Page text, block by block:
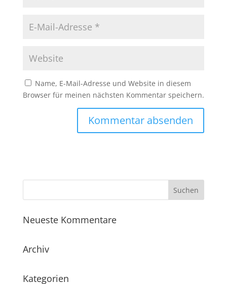
Name, E-Mail-Adresse und Website in diesem
Browser für meinen nächsten Kommentar speichern.
Neueste Kommentare
Archiv
Kategorien